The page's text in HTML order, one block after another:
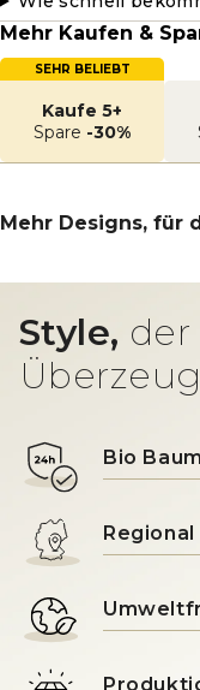
Mehr Kaufen &
SEHR BELIEBT
Kaufe 5+
Spare -30%
Mehr Designs, für
Style,
Bio